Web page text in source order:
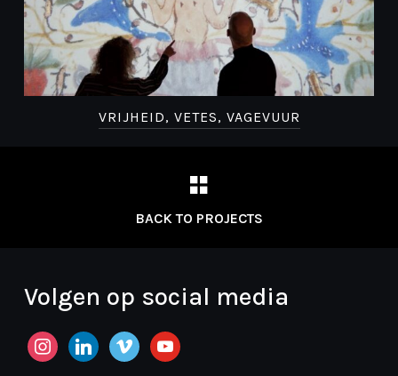
VRIJHEID, VETES, VAGEVUUR
BACK TO PROJECTS
Volgen op social media
instagramlinkedinvimeo youtube